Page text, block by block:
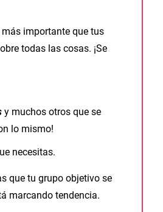
más importante que tus
todas las cosas. ¡Se
y muchos otros que se
lo mismo!
necesitas.
que tu grupo objetivo se
marcando tendencia.